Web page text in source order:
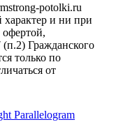
potolki.ru
и ни при
Гражданского
только по
от